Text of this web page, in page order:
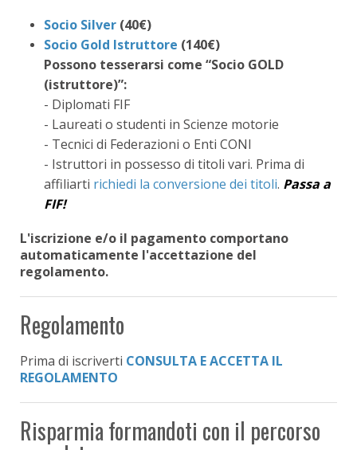
Socio Silver (40€)
Socio Gold Istruttore (140€)
Possono tesserarsi come “Socio GOLD
(istruttore)”:
- Diplomati FIF
- Laureati o studenti in Scienze motorie
- Tecnici di Federazioni o Enti CONI
- Istruttori in possesso di titoli vari. Prima di
affiliarti richiedi la conversione dei titoli. Passa a
FIF!
L'iscrizione e/o il pagamento comportano
automaticamente l'accettazione del
regolamento.
Regolamento
Prima di iscriverti CONSULTA E ACCETTA IL
REGOLAMENTO
Risparmia formandoti con il percorso